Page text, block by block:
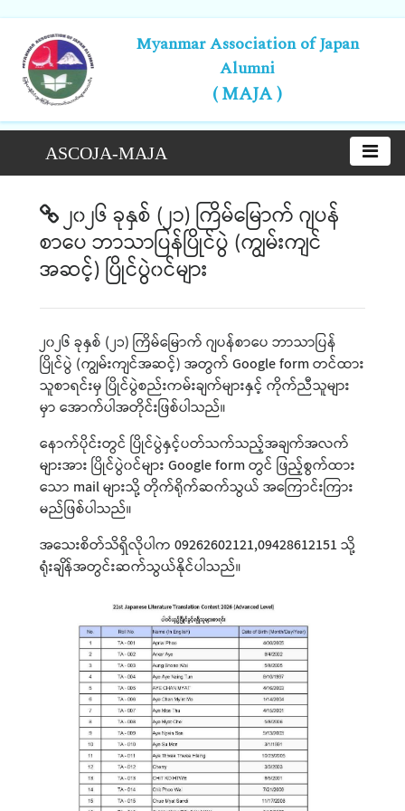
Myanmar Association of Japan
Alumni
( MAJA )
ASCOJA-MAJA
၂၀၂၆ ခုနှစ် (၂၁) ကြိမ်မြောက် ဂျပန်
စာပေ ဘာသာပြန်ပြိုင်ပွဲ (ကျွမ်းကျင်
အဆင့်) ပြိုင်ပွဲ၀င်များ
၂၀၂၆ ခုနှစ် (၂၁) ကြိမ်မြောက် ဂျပန်စာပေ ဘာသာပြန်
ပြိုင်ပွဲ (ကျွမ်းကျင်အဆင့်) အတွက် Google form တင်ထား
သူစာရင်းမှ ပြိုင်ပွဲစည်းကမ်းချက်များနှင့် ကိုက်ညီသူများ
မှာ အောက်ပါအတိုင်းဖြစ်ပါသည်။
နောက်ပိုင်းတွင် ပြိုင်ပွဲနှင့်ပတ်သက်သည့်အချက်အလက်
များအား ပြိုင်ပွဲ၀င်များ Google form တွင် ဖြည့်စွက်ထား
သော mail များသို့ တိုက်ရိုက်ဆက်သွယ် အကြောင်းကြား
မည်ဖြစ်ပါသည်။
အသေးစိတ်သိရှိလိုပါက 09262602121,09428612151 သို့
ရုံးချိန်အတွင်းဆက်သွယ်နိုင်ပါသည်။